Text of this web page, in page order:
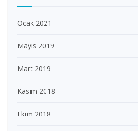
Ocak 2021
Mayıs 2019
Mart 2019
Kasım 2018
Ekim 2018